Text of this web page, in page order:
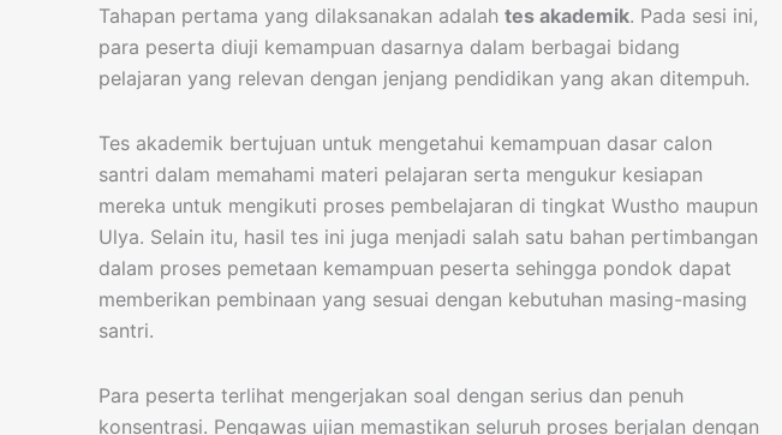
Tahapan pertama yang dilaksanakan adalah tes akademik. Pada sesi ini,
para peserta diuji kemampuan dasarnya dalam berbagai bidang
pelajaran yang relevan dengan jenjang pendidikan yang akan ditempuh.
Tes akademik bertujuan untuk mengetahui kemampuan dasar calon
santri dalam memahami materi pelajaran serta mengukur kesiapan
mereka untuk mengikuti proses pembelajaran di tingkat Wustho maupun
Ulya. Selain itu, hasil tes ini juga menjadi salah satu bahan pertimbangan
dalam proses pemetaan kemampuan peserta sehingga pondok dapat
memberikan pembinaan yang sesuai dengan kebutuhan masing-masing
santri.
Para peserta terlihat mengerjakan soal dengan serius dan penuh
konsentrasi. Pengawas ujian memastikan seluruh proses berjalan dengan